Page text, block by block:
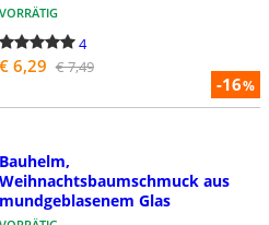
-16%
VORRÄTIG
4
€ 6,29 € 7,49
Bauhelm,
Weihnachtsbaumschmuck aus
mundgeblasenem Glas